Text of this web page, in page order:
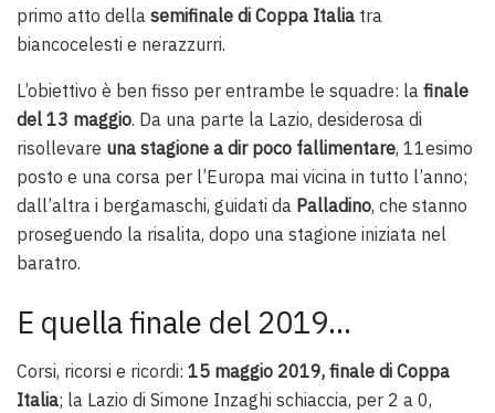
primo atto della semifinale di Coppa Italia tra
biancocelesti e nerazzurri.
L’obiettivo è ben fisso per entrambe le squadre: la finale
del 13 maggio. Da una parte la Lazio, desiderosa di
risollevare una stagione a dir poco fallimentare, 11esimo
posto e una corsa per l’Europa mai vicina in tutto l’anno;
dall’altra i bergamaschi, guidati da Palladino, che stanno
proseguendo la risalita, dopo una stagione iniziata nel
baratro.
E quella finale del 2019…
Corsi, ricorsi e ricordi: 15 maggio 2019, finale di Coppa
Italia; la Lazio di Simone Inzaghi schiaccia, per 2 a 0,